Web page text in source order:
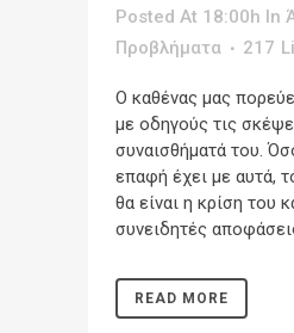
Posted At 18:00h In
Προβλήματα
217
Ο καθένας μας
με οδηγούς τις
συναισθήματά του.
επαφή έχει με αυτά,
θα είναι η κρίση του
συνειδητές
READ MORE